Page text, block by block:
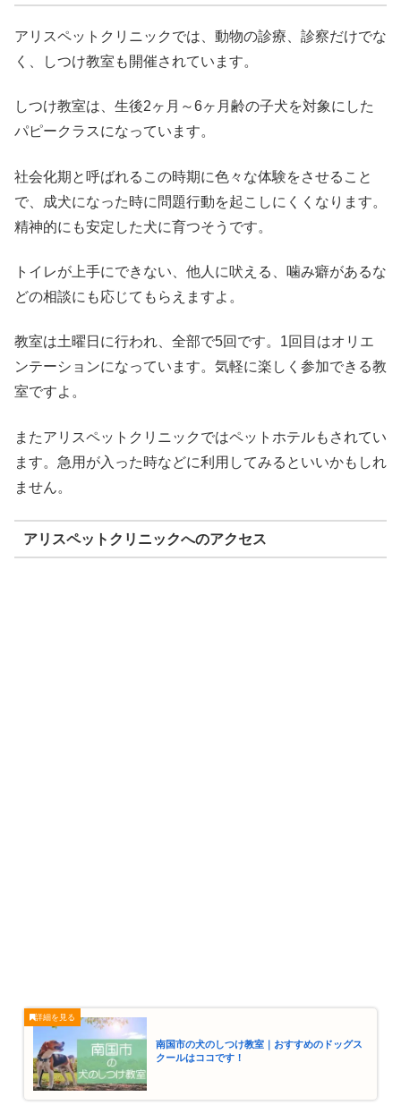
アリスペットクリニックでは、動物の診療、診察だけでな
く、しつけ教室も開催されています。
しつけ教室は、生後2ヶ月～6ヶ月齢の子犬を対象にした
パピークラスになっています。
社会化期と呼ばれるこの時期に色々な体験をさせること
で、成犬になった時に問題行動を起こしにくくなります。
精神的にも安定した犬に育つそうです。
トイレが上手にできない、他人に吠える、噛み癖があるな
どの相談にも応じてもらえますよ。
教室は土曜日に行われ、全部で5回です。1回目はオリエ
ンテーションになっています。気軽に楽しく参加できる教
室ですよ。
またアリスペットクリニックではペットホテルもされてい
ます。急用が入った時などに利用してみるといいかもしれ
ません。
アリスペットクリニックへのアクセス
南国市の犬のしつけ教室｜おすすめのドッグス
クールはココです！